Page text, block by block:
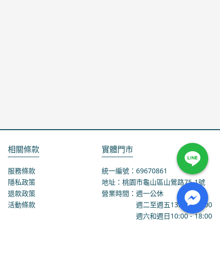
相關條款
服務條款
隱私政策
退款政策
活動條款
實體門市
統一編號：69670861
地址：桃園市龜山區山鶯路75-1號
營業時間：週一公休
週二至週五13:00 - 18:00
週六和週日10:00 - 18:00